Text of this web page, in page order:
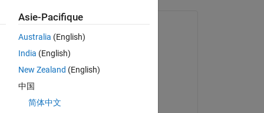
anciens
Ira
le 2 Août 2024
le 16 Août 2024
Asie-Pacifique
Australia (English)
India (English)
New Zealand (English)
中国
简体中文